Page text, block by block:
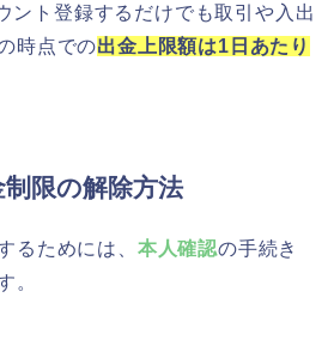
ント登録するだけでも取引や入出
時点での出金上限額は1日あたり
限の解除方法
るためには、 本人確認の手続き
。